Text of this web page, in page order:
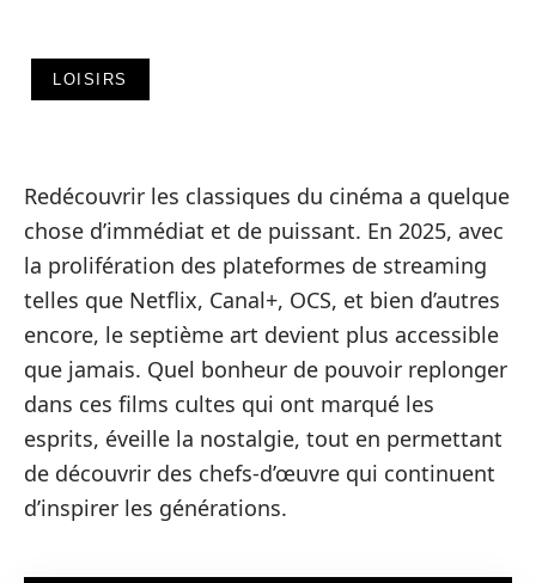
LOISIRS
Redécouvrir les classiques du cinéma a quelque
chose d’immédiat et de puissant. En 2025, avec
la prolifération des plateformes de streaming
telles que Netflix, Canal+, OCS, et bien d’autres
encore, le septième art devient plus accessible
que jamais. Quel bonheur de pouvoir replonger
dans ces films cultes qui ont marqué les
esprits, éveille la nostalgie, tout en permettant
de découvrir des chefs-d’œuvre qui continuent
d’inspirer les générations.